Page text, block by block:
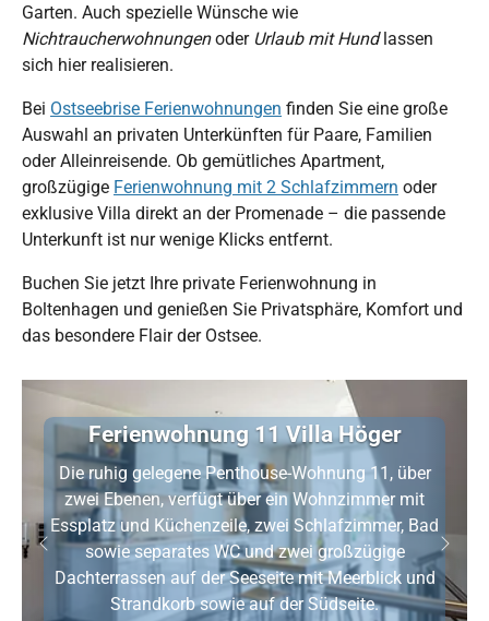
Garten. Auch spezielle Wünsche wie
Nichtraucherwohnungenoder Urlaub mit Hundlassen
sich hier realisieren.
Bei Ostseebrise Ferienwohnungen finden Sie eine große
Auswahl an privaten Unterkünften für Paare, Familien
oder Alleinreisende. Ob gemütliches Apartment,
großzügige Ferienwohnung mit 2 Schlafzimmern oder
exklusive Villa direkt an der Promenade – die passende
Unterkunft ist nur wenige Klicks entfernt.
Buchen Sie jetzt Ihre private Ferienwohnung in
Boltenhagen und genießen Sie Privatsphäre, Komfort und
das besondere Flair der Ostsee.
Ferienwohnung 11 Villa Höger
Die ruhig gelegene Penthouse-Wohnung 11, über
zwei Ebenen, verfügt über ein Wohnzimmer mit
Essplatz und Küchenzeile, zwei Schlafzimmer, Bad
sowie separates WC und zwei großzügige
Dachterrassen auf der Seeseite mit Meerblick und
Strandkorb sowie auf der Südseite.
Zurück